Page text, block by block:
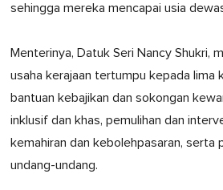
sehingga mereka mencapai usia
Menterinya, Datuk Seri Nancy Shukri,
usaha kerajaan tertumpu kepada lima
bantuan kebajikan dan sokongan
inklusif dan khas, pemulihan dan
kemahiran dan kebolehpasaran, serta
undang-undang.